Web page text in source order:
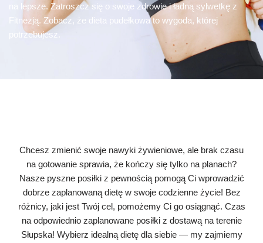
na lepsze. Zatroszcz się o swoje zdrowie i ładną sylwetkę z
Fitnezją. Zobacz, że dieta pudełkowa to wygoda, której
potrzebujesz.
Chcesz zmienić swoje nawyki żywieniowe, ale brak czasu
na gotowanie sprawia, że kończy się tylko na planach?
Nasze pyszne posiłki z pewnością pomogą Ci wprowadzić
dobrze zaplanowaną dietę w swoje codzienne życie! Bez
różnicy, jaki jest Twój cel, pomożemy Ci go osiągnąć. Czas
na odpowiednio zaplanowane posiłki z dostawą na terenie
Słupska! Wybierz idealną dietę dla siebie — my zajmiemy